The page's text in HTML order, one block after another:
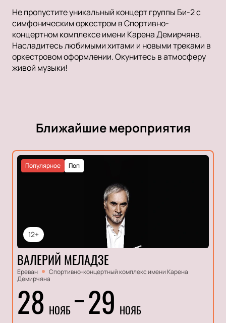
Не пропустите уникальный концерт группы Би-2 с
симфоническим оркестром в Спортивно-
концертном комплексе имени Карена Демирчяна.
Насладитесь любимыми хитами и новыми треками в
оркестровом оформлении. Окунитесь в атмосферу
живой музыки!
Ближайшие мероприятия
12+
Поп
Популярное
ВАЛЕРИЙ МЕЛАДЗЕ
Ереван
Спортивно-концертный комплекс имени Карена
Демирчяна
28 НОЯБ 29 НОЯБ